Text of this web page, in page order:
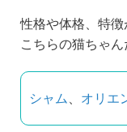
性格や体格、特
こちらの猫ちゃん
シャム オリエ